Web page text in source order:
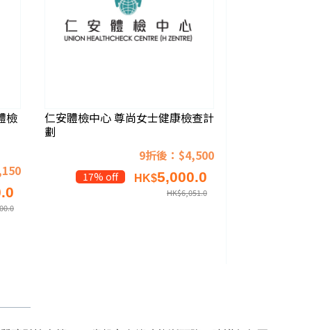
檢
仁安體檢中心 尊尚女士健康檢查計
劃
9折後：$4,500
17% off HK$5,000.0
HK$6,051.0